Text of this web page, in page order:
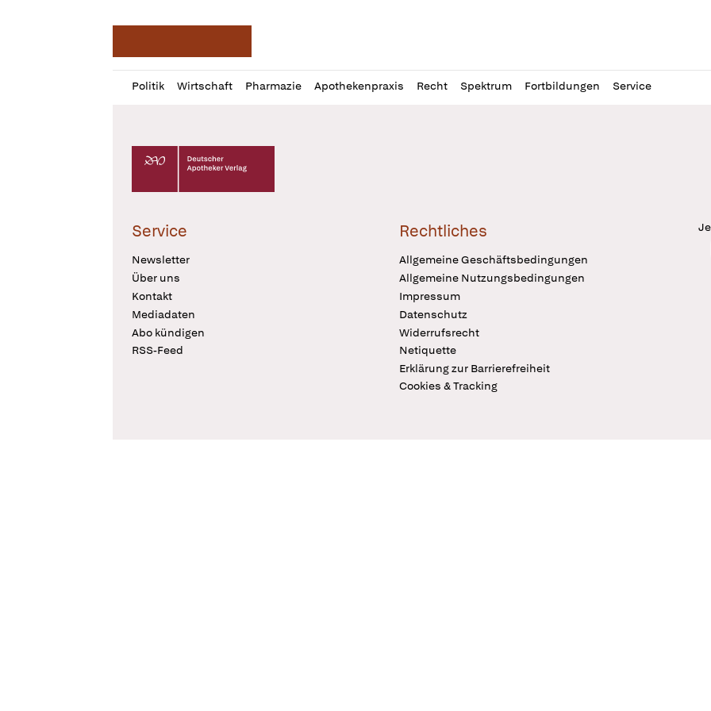
Politik Wirtschaft Pharmazie Apothekenpraxis Recht Spektrum Fortbildungen Service
Profil
öffnen
Daz
Pur
Deutscher Apotheker Verlag Logo
Service
Newsletter
Über uns
Kontakt
Mediadaten
Abo kündigen
RSS-Feed
Rechtliches
Allgemeine Geschäftsbedingungen
Allgemeine Nutzungsbedingungen
Impressum
Datenschutz
Widerrufsrecht
Netiquette
Erklärung zur Barrierefreiheit
Cookies & Tracking